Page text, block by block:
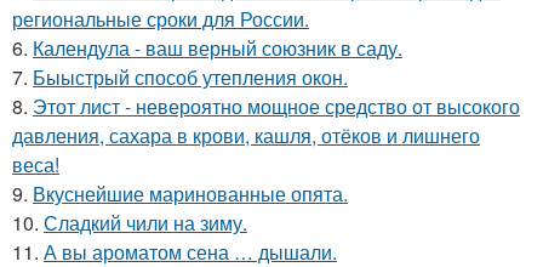
региональные сроки для России.
6. Календула - ваш верный союзник в саду.
7. Быыстрый способ утепления окон.
8. Этот лист - невероятно мощное средство от высокого
давления, сахара в крови, кашля, отёков и лишнего
веса!
9. Вкуснейшие маринованные опята.
10. Сладкий чили на зиму.
11. А вы ароматом сена … дышали.